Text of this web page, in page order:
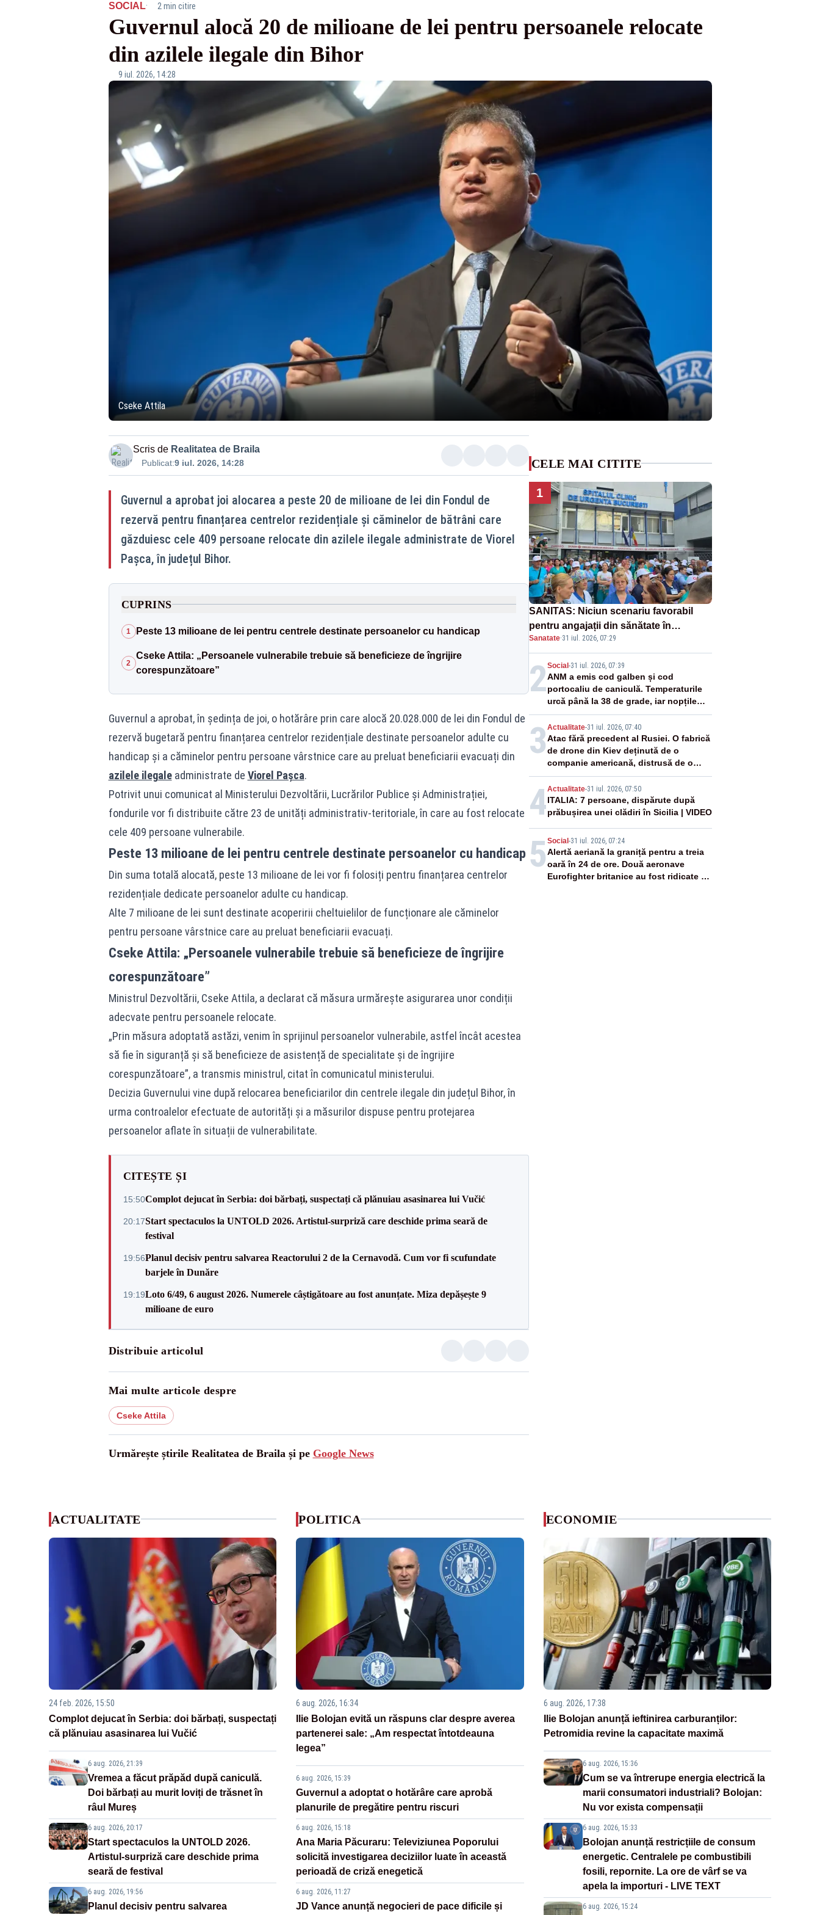
SOCIAL· 2 min citire
Guvernul alocă 20 de milioane de lei pentru persoanele relocate
din azilele ilegale din Bihor
9 iul. 2026, 14:28
Cseke Attila
Scris de Realitatea de Braila
Publicat:9 iul. 2026, 14:28
Guvernul a aprobat joi alocarea a peste 20 de milioane de lei din Fondul de
rezervă pentru finanțarea centrelor rezidențiale și căminelor de bătrâni care
găzduiesc cele 409 persoane relocate din azilele ilegale administrate de Viorel
Pașca, în județul Bihor.
CUPRINS
1 Peste 13 milioane de lei pentru centrele destinate persoanelor cu handicap
2
Cseke Attila: „Persoanele vulnerabile trebuie să beneficieze de îngrijire
corespunzătoare”
Guvernul a aprobat, în ședința de joi, o hotărâre prin care alocă 20.028.000 de lei din Fondul de
rezervă bugetară pentru finanțarea centrelor rezidențiale destinate persoanelor adulte cu
handicap și a căminelor pentru persoane vârstnice care au preluat beneficiarii evacuați din
azilele ilegaleadministrate de Viorel Pașca.
Potrivit unui comunicat al Ministerului Dezvoltării, Lucrărilor Publice și Administrației,
fondurile vor fi distribuite către 23 de unități administrativ-teritoriale, în care au fost relocate
cele 409 persoane vulnerabile.
Peste 13 milioane de lei pentru centrele destinate persoanelor cu handicap
Din suma totală alocată, peste 13 milioane de lei vor fi folosiți pentru finanțarea centrelor
rezidențiale dedicate persoanelor adulte cu handicap.
Alte 7 milioane de lei sunt destinate acoperirii cheltuielilor de funcționare ale căminelor
pentru persoane vârstnice care au preluat beneficiarii evacuați.
Cseke Attila: „Persoanele vulnerabile trebuie să beneficieze de îngrijire
corespunzătoare”
Ministrul Dezvoltării, Cseke Attila, a declarat că măsura urmărește asigurarea unor condiții
adecvate pentru persoanele relocate.
„Prin măsura adoptată astăzi, venim în sprijinul persoanelor vulnerabile, astfel încât acestea
să fie în siguranță și să beneficieze de asistență de specialitate și de îngrijire
corespunzătoare”, a transmis ministrul, citat în comunicatul ministerului.
Decizia Guvernului vine după relocarea beneficiarilor din centrele ilegale din județul Bihor, în
urma controalelor efectuate de autorități și a măsurilor dispuse pentru protejarea
persoanelor aflate în situații de vulnerabilitate.
CITEȘTE ȘI
15:50Complot dejucat în Serbia: doi bărbați, suspectați că plănuiau asasinarea lui Vučić
20:17Start spectaculos la UNTOLD 2026. Artistul-surpriză care deschide prima seară de
festival
19:56Planul decisiv pentru salvarea Reactorului 2 de la Cernavodă. Cum vor fi scufundate
barjele în Dunăre
19:19Loto 6/49, 6 august 2026. Numerele câștigătoare au fost anunțate. Miza depășește 9
milioane de euro
Distribuie articolul
Mai multe articole despre
Cseke Attila
Urmărește știrile Realitatea de Braila și pe Google News
CELE MAI CITITE
1
SANITAS: Niciun scenariu favorabil
pentru angajații din sănătate în
proiectul Legii salarizării
Sanatate·31 iul. 2026, 07:29
2Social-31 iul. 2026, 07:39
ANM a emis cod galben și cod
portocaliu de caniculă. Temperaturile
urcă până la 38 de grade, iar nopțile
devin tropicale
3 Actualitate-31 iul. 2026, 07:40
Atac fără precedent al Rusiei. O fabrică
de drone din Kiev deținută de o
companie americană, distrusă de o
rachetă rusească
4Actualitate-31 iul. 2026, 07:50
ITALIA: 7 persoane, dispărute după
prăbușirea unei clădiri în Sicilia | VIDEO
5 Social-31 iul. 2026, 07:24
Alertă aeriană la graniță pentru a treia
oară în 24 de ore. Două aeronave
Eurofighter britanice au fost ridicate de
ACTUALITATE
24 feb. 2026, 15:50
Complot dejucat în Serbia: doi bărbați, suspectați
că plănuiau asasinarea lui Vučić
6 aug. 2026, 21:39
Vremea a făcut prăpăd după caniculă.
Doi bărbați au murit loviți de trăsnet în
râul Mureș
6 aug. 2026, 20:17
Start spectaculos la UNTOLD 2026.
Artistul-surpriză care deschide prima
seară de festival
6 aug. 2026, 19:56
Planul decisiv pentru salvarea
POLITICA
6 aug. 2026, 16:34
Ilie Bolojan evită un răspuns clar despre averea
partenerei sale: „Am respectat întotdeauna
legea”
6 aug. 2026, 15:39
Guvernul a adoptat o hotărâre care aprobă
planurile de pregătire pentru riscuri
6 aug. 2026, 15:18
Ana Maria Păcuraru: Televiziunea Poporului
solicită investigarea deciziilor luate în această
perioadă de criză enegetică
6 aug. 2026, 11:27
JD Vance anunță negocieri de pace dificile și
ECONOMIE
6 aug. 2026, 17:38
Ilie Bolojan anunță ieftinirea carburanților:
Petromidia revine la capacitate maximă
6 aug. 2026, 15:36
Cum se va întrerupe energia electrică la
marii consumatori industriali? Bolojan:
Nu vor exista compensații
6 aug. 2026, 15:33
Bolojan anunță restricțiile de consum
energetic. Centralele pe combustibili
fosili, repornite. La ore de vârf se va
apela la importuri - LIVE TEXT
6 aug. 2026, 15:24